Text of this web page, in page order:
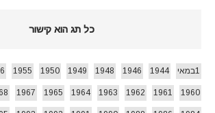
כל תג הוא קישור
1במאי 1944
1946
1948
1949
1950
1955
1960
1961
1962
1963
1964
1965
1967